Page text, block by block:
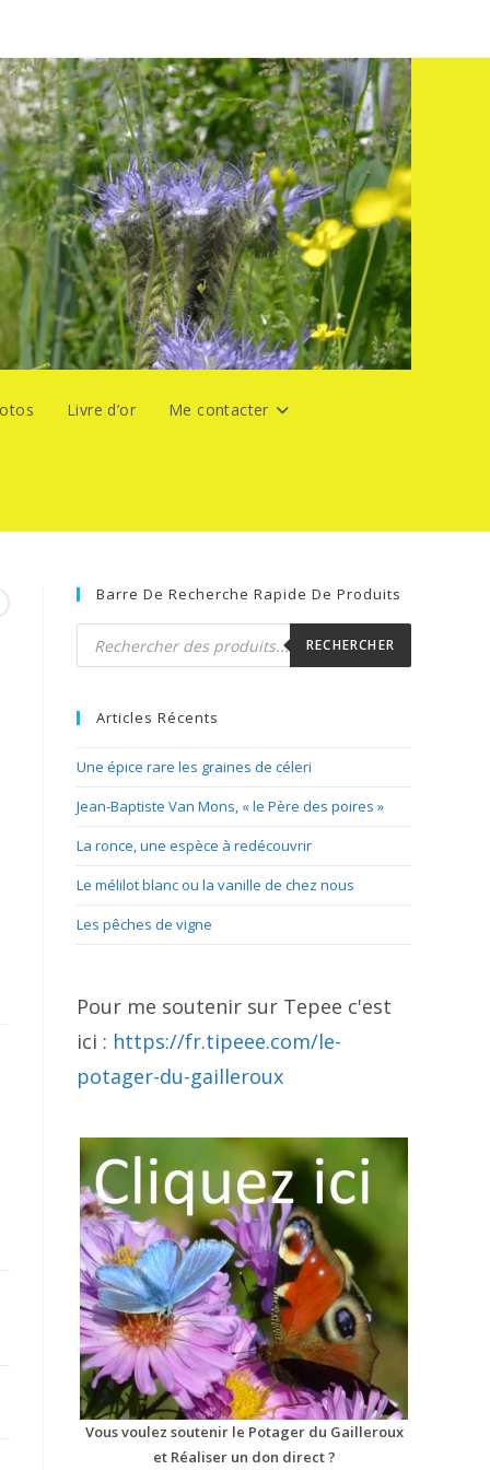
Livre d’or Me contacter
Barre De Recherche Rapide De Produits
Recherche
produits
RECHERCHER
Articles Récents
Une épice rare les graines de céleri
Jean-Baptiste Van Mons, « le Père des poires »
La ronce, une espèce à redécouvrir
Le mélilot blanc ou la vanille de chez nous
Les pêches de vigne
Pour me soutenir sur Tepee c'est
ici : https://fr.tipeee.com/le-
potager-du-gailleroux
Vous voulez soutenir le Potager du Gailleroux
et Réaliser un don direct ?